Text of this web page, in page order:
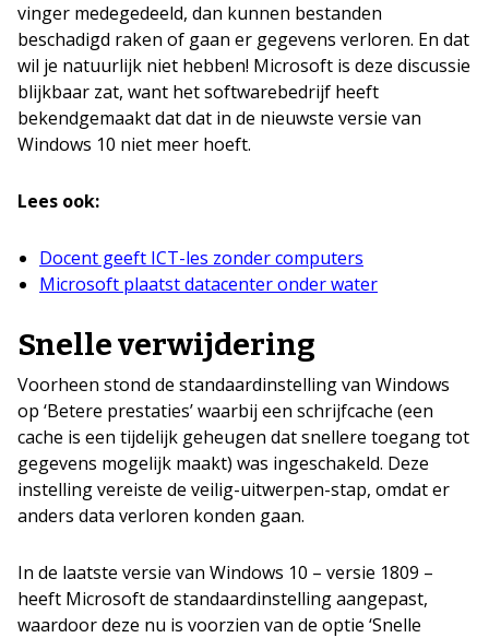
vinger medegedeeld, dan kunnen bestanden
beschadigd raken of gaan er gegevens verloren. En dat
wil je natuurlijk niet hebben! Microsoft is deze discussie
blijkbaar zat, want het softwarebedrijf heeft
bekendgemaakt dat dat in de nieuwste versie van
Windows 10 niet meer hoeft.
Lees ook:
Docent geeft ICT-les zonder computers
Microsoft plaatst datacenter onder water
Snelle verwijdering
Voorheen stond de standaardinstelling van Windows
op ‘Betere prestaties’ waarbij een schrijfcache (een
cache is een tijdelijk geheugen dat snellere toegang tot
gegevens mogelijk maakt) was ingeschakeld. Deze
instelling vereiste de veilig-uitwerpen-stap, omdat er
anders data verloren konden gaan.
In de laatste versie van Windows 10 – versie 1809 –
heeft Microsoft de standaardinstelling aangepast,
waardoor deze nu is voorzien van de optie ‘Snelle